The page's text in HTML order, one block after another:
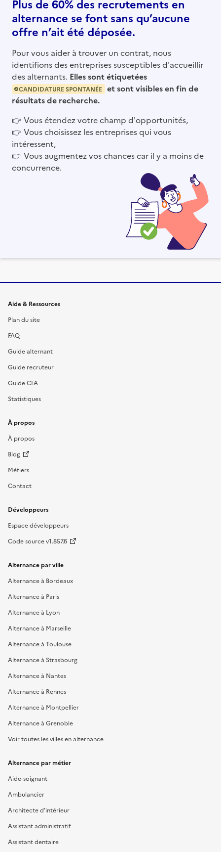
Plus de 60% des recrutements en
alternance se font sans qu’aucune
offre n’ait été déposée.
Pour vous aider à trouver un contrat, nous
identifions des entreprises susceptibles d'accueillir
des alternants. Elles sont étiquetées
CANDIDATURE SPONTANÉE
et sont visibles en fin de
résultats de recherche.
👉 Vous étendez votre champ d'opportunités,
👉 Vous choisissez les entreprises qui vous
intéressent,
👉 Vous augmentez vos chances car il y a moins de
concurrence.
Informations et liens du site
Aide & Ressources
Plan du site
FAQ
Guide alternant
Guide recruteur
Guide CFA
Statistiques
À propos
À propos
Blog
Métiers
Contact
Développeurs
Espace développeurs
Code source v1.857.6
Alternance par ville
Alternance à Bordeaux
Alternance à Paris
Alternance à Lyon
Alternance à Marseille
Alternance à Toulouse
Alternance à Strasbourg
Alternance à Nantes
Alternance à Rennes
Alternance à Montpellier
Alternance à Grenoble
Voir toutes les villes en alternance
Alternance par métier
Aide-soignant
Ambulancier
Architecte d'intérieur
Assistant administratif
Assistant dentaire